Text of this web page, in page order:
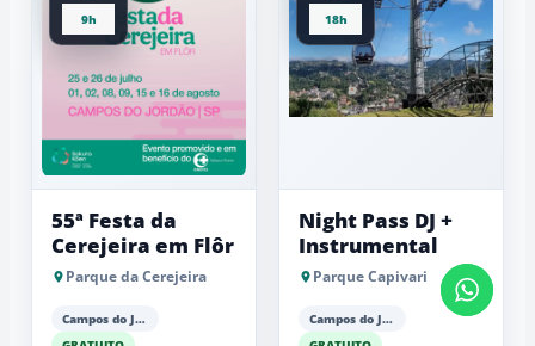
9h
55ª Festa da
Cerejeira em Flôr
Parque da Cerejeira
Campos do Jordão
18h
Night Pass DJ +
Instrumental
Parque Capivari
Campos do Jordão